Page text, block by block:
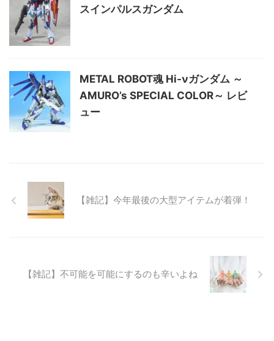
スインパルスガンダム
METAL ROBOT魂 Hi-νガンダム ～
AMURO’s SPECIAL COLOR～ レビ
ュー
【雑記】今年最後の大型アイテムが着弾！
【雑記】不可能を可能にするのも辛いよね